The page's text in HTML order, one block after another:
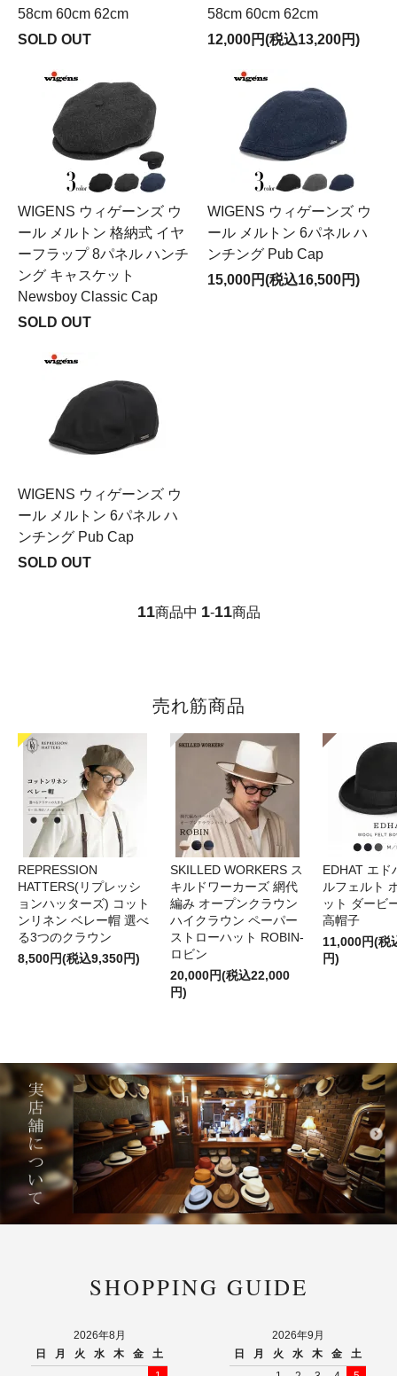
58cm 60cm 62cm
SOLD OUT
58cm 60cm 62cm
12,000円(税込13,200円)
WIGENS ウィゲーンズ ウ
ール メルトン 格納式 イヤ
ーフラップ 8パネル ハンチ
ング キャスケット
Newsboy Classic Cap
SOLD OUT
WIGENS ウィゲーンズ ウ
ール メルトン 6パネル ハ
ンチング Pub Cap
15,000円(税込16,500円)
WIGENS ウィゲーンズ ウ
ール メルトン 6パネル ハ
ンチング Pub Cap
SOLD OUT
11商品中 1-11商品
売れ筋商品
REPRESSION
HATTERS(リプレッシ
ョンハッターズ) コット
ンリネン ベレー帽 選べ
る3つのクラウン
8,500円(税込9,350円)
SKILLED WORKERS ス
キルドワーカーズ 網代
編み オープンクラウン
ハイクラウン ペーパー
ストローハット ROBIN-
ロビン
20,000円(税込22,000
円)
EDHAT エド
ルフェルト
ット ダービ
高帽子
11,000円(税
円)
SHOPPING GUIDE
2026年8月
日
月 火 水 木 金
土
2026年9月
日
月 火 水 木 金
土